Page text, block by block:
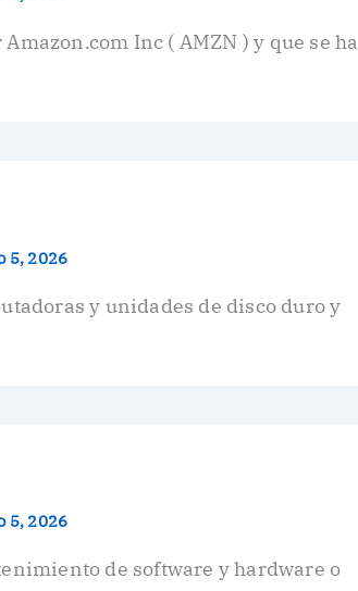
Inc ( AMZN ) y que se ha
5, 2026
y unidades de disco duro y
5, 2026
de software y hardware o